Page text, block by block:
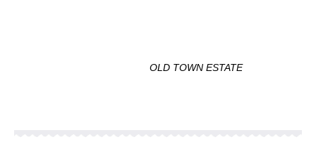
OLD TOWN ESTATE